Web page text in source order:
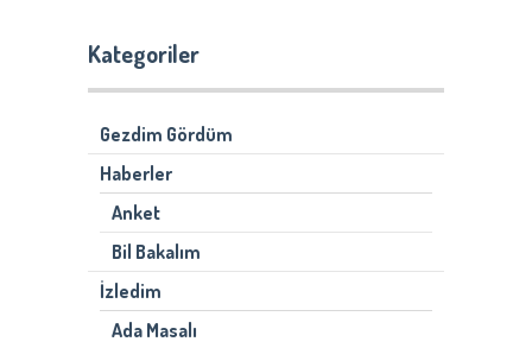
Kategoriler
Gezdim Gördüm
Haberler
Anket
Bil Bakalım
İzledim
Ada Masalı